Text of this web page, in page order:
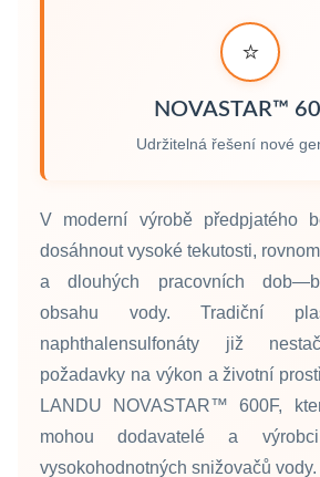
⭐
NOVASTAR™
Udržitelná řešení nové
V moderní výrobě předpjatého
dosáhnout vysoké tekutosti,
a dlouhých pracovních
obsahu vody. Tradiční
naphthalensulfonáty již
požadavky na výkon a životní
LANDU NOVASTAR™ 600F,
mohou dodavatelé a
vysokohodnotných snižovačů vody.